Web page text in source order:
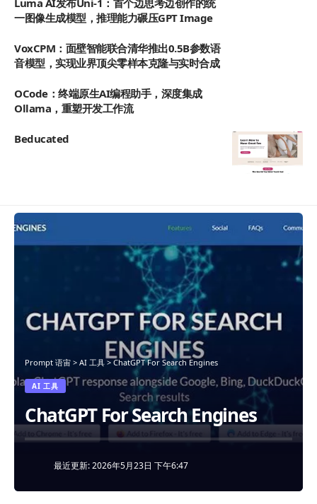
一图像生成模型，推理能力碾压GPT Image
VoxCPM：面壁智能联合清华推出0.5B参数语
音模型，实现业界顶尖零样本克隆与实时合成
OCode：终端原生AI编程助手，深度集成
Ollama，重塑开发工作流
Beducated
Prompt 语宙 > AI 工具>ChatGPT For Search Engines
AI 工具
ChatGPT For Search Engines
最近更新: 2026年5月23日 下午6:47